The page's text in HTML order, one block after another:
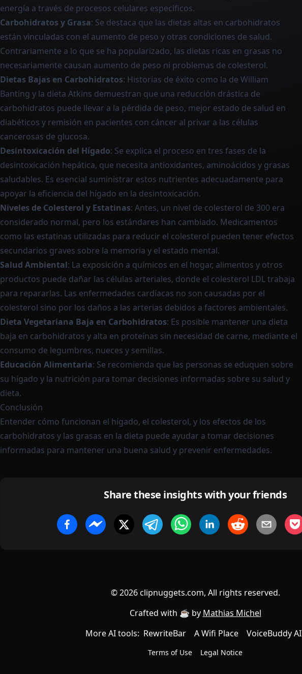
energía a través de procesos celulares específicos.
Carbohidratos y Grasa: Se destaca que las dietas altas en carbohidratos
están vinculadas con el aumento de peso y otras condiciones de salud.
Contrariamente a lo que se ha popularizado, las dietas ricas en grasas no
necesariamente causan aumento de peso ni problemas de colesterol.
Dietas Bajas en Carbohidratos: Historias de éxito como la de William
Banting y la dieta Atkins demuestran que una reducción drástica de
carbohidratos puede llevar a la pérdida de peso, mejor estado de salud en
diabéticos y remisión en pacientes con cáncer al privar a las células
cancerosas de glucosa.
Desintoxicación del Hígado: Se explica el proceso en tres fases de la
desintoxicación hepática, que necesita antioxidantes, aminoácidos y grasas
saludables. Es esencial suministrar estos nutrientes adecuadamente para
apoyar la eficiencia del hígado en la desintoxicación.
Niveles de Colesterol y Estatinas: Antes, un nivel de colesterol de 300 era
considerado normal, pero los estándares han cambiado. Medicamentos
como las estatinas utilizadas para reducir el colesterol pueden tener efectos
secundarios graves sobre la memoria y el estado mental.
Salud Ambiental: La exposición a químicos en el hogar, alimentos y otros
productos puede dañar las células arteriales, donde el colesterol LDL trabaja
para repararlas. Las enfermedades cardíacas no son causadas por el
colesterol sino por los daños a las arterias debidos a factores ambientales.
Dieta Vegetariana Baja en Carbohidratos: Es posible mantener una dieta
baja en carbohidratos y alta en proteínas sin necesidad de carne, mediante el
consumo de legumbres, nueces y semillas.
Educación Alimentaria: Se recomienda que las personas se eduquen sobre
su hígado y la nutrición para tomar decisiones informadas sobre su salud y
dieta.
Conclusión
Entender cómo funcionan el hígado, el colesterol, y los efectos de los
carbohidratos y las grasas en la dieta puede ayudar a tomar decisiones
informadas para mantener una buena salud y prevenir enfermedades.
Share these insights with your friends
©2026clipnuggets.com, All rights reserved.
Crafted with ☕️ by Mathias Michel
More AI tools: RewriteBar A Wifi Place VoiceBuddy AI
Terms of Use Legal Notice